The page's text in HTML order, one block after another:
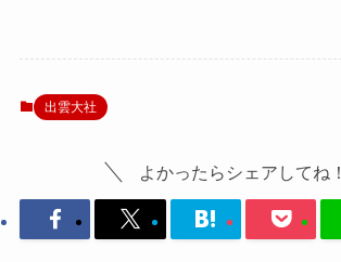
出雲大社
よかったらシェアしてね！